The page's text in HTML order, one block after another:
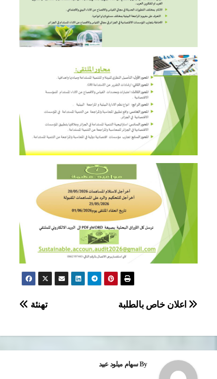
تصفّح
تهنئة اعلان خاص بالطلبة
By سهام ميلود عبيد